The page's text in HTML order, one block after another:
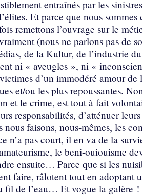
entraînés par les
Et parce que nous
remettons l’ouvrage sur le
(nous ne parlons pas de
de la Kultur, de l’industrie
ni « aveugles », ni «
d’un immodéré amour
et/ou les plus repoussantes.
et le crime, est tout à fait
responsabilités, d’atténuer
nous faisons, nous-mêmes, les
n’a pas court, il en va de la
le beni-ouiouisme
ensuite… Parce que si les
faire, râlotent tout en
fil de l’eau… Et vogue la galère !